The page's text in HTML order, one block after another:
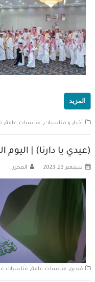
المزيد
أخبار و مناسبات, مناسبات عامة,
(عيدي يا دارنا) | اليوم
سبتمبر 23, 2023 المحرر
فيديو, مناسبات عامة, مناسبات